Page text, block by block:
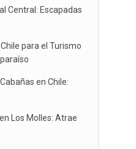
Central: Escapadas
para el Turismo
en Chile:
Los Molles: Atrae